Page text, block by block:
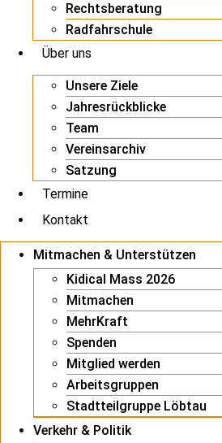
Rechtsberatung
Radfahrschule
Über uns
Unsere Ziele
Jahresrückblicke
Team
Vereinsarchiv
Satzung
Termine
Kontakt
Mitmachen & Unterstützen
Kidical Mass 2026
Mitmachen
MehrKraft
Spenden
Mitglied werden
Arbeitsgruppen
Stadtteilgruppe Löbtau
Verkehr & Politik